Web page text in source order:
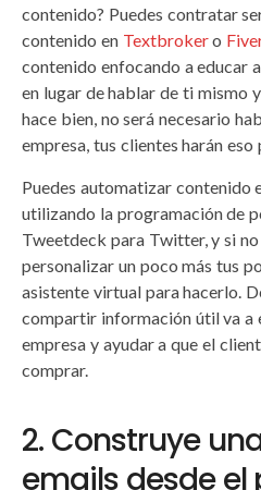
contenido? Puedes contratar
contenido en Textbrokero
contenido enfocando a educar
en lugar de hablar de ti mismo
hace bien, no será necesario
empresa, tus clientes harán eso
Puedes automatizar contenido
utilizando la programación de
Tweetdeck para Twitter, y si
personalizar un poco más tus
asistente virtual para hacerlo.
compartir información útil va a
empresa y ayudar a que el
comprar.
2. Construye
emails desde el